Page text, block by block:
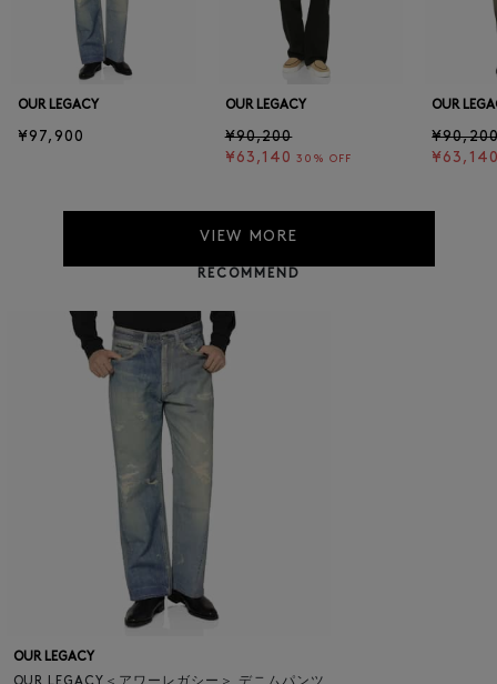
OUR LEGACY
¥97,900
OUR LEGACY
¥90,200
¥63,140 30% OFF
OUR
VIEW MORE
RECOMMEND
OUR LEGACY
OUR LEGACY＜アワーレガシー＞ デニムパンツ